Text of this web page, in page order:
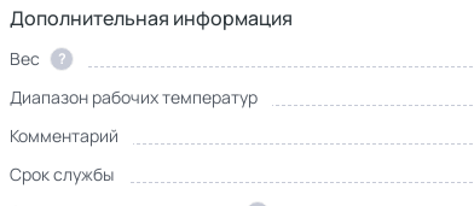
Дополнительная информация
Вес ?
Диапазон рабочих температур
Комментарий
Срок службы